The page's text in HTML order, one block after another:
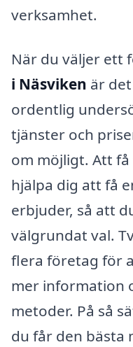
verksamhet.
När du väljer ett
i Näsviken är
ordentlig
tjänster och
om möjligt. Att
hjälpa dig att få
erbjuder, så att
välgrundat val.
flera företag för
mer information
metoder. På så
du får den bästa